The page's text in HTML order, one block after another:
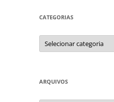
CATEGORIAS
Categorias
ARQUIVOS